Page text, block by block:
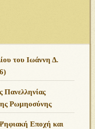
του Ιωάννη Δ.
Ρωμηοσύνης
Εποχή και